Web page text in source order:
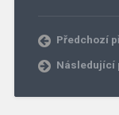
Předchozí
Následující